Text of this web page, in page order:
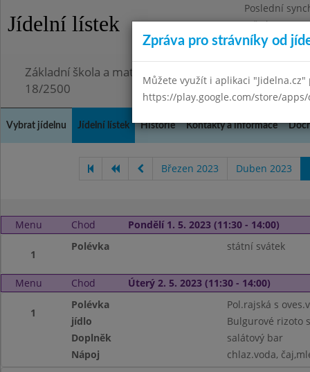
Jídelní lístek
Poslední
Středa
Omezení
Základní škola a mateřská škola Chmelnice, Praha 3,
18/2500
Vybrat jídelnu Jídelní lístek Historie Kontakty a informace
Březen 2023 Duben 2023
Menu Chod Pondělí 1. 5. 2023 (11:30 - 14:00)
1
Polévka státní svátek
Menu Chod Úterý 2. 5. 2023 (11:30 - 14:00)
1
Polévka
Pol.rajská s
jídlo
Bulgurové rizoto
Doplněk
salátový bar
Nápoj
chlaz.voda,
Zpráva pro strávníky od
Můžete využít i aplikaci
https://play.google.com/store/